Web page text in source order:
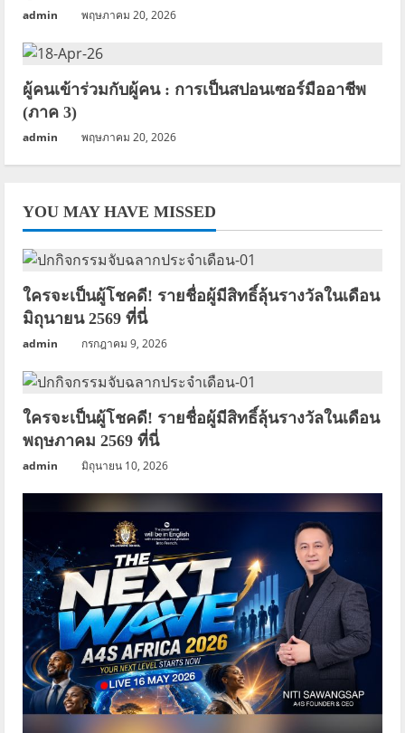
admin พฤษภาคม 20, 2026
ผู้คนเข้าร่วมกับผู้คน : การเป็นสปอนเซอร์มืออาชีพ
(ภาค 3)
admin พฤษภาคม 20, 2026
YOU MAY HAVE MISSED
ใครจะเป็นผู้โชคดี! รายชื่อผู้มีสิทธิ์ลุ้นรางวัลในเดือน
มิถุนายน 2569 ที่นี่
admin กรกฎาคม 9, 2026
ใครจะเป็นผู้โชคดี! รายชื่อผู้มีสิทธิ์ลุ้นรางวัลในเดือน
พฤษภาคม 2569 ที่นี่
admin มิถุนายน 10, 2026